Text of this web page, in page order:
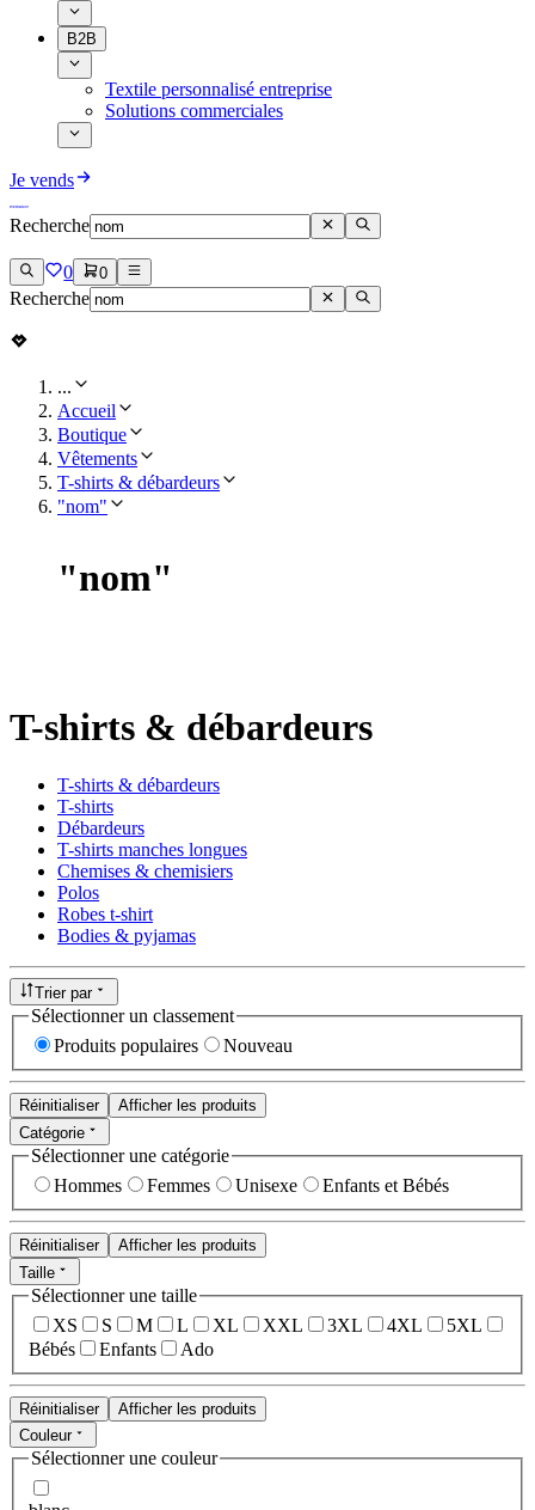
B2B
Textile personnalisé entreprise
Solutions commerciales
Je vends
Recherche
0 0
Recherche
...
Accueil
Boutique
Vêtements
T-shirts & débardeurs
"nom"
"nom"
T-shirts & débardeurs
T-shirts & débardeurs
T-shirts
Débardeurs
T-shirts manches longues
Chemises & chemisiers
Polos
Robes t-shirt
Bodies & pyjamas
Trier par
Sélectionner un classement
Produits populaires
Nouveau
Réinitialiser
Afficher les produits
Catégorie
Sélectionner une catégorie
Hommes
Femmes Unisexe Enfants et Bébés
Réinitialiser
Afficher les produits
Taille
Sélectionner une taille
XS
S M L XL XXL 3XL 4XL
5XL
Bébés
Enfants Ado
Réinitialiser
Afficher les produits
Couleur
Sélectionner une couleur